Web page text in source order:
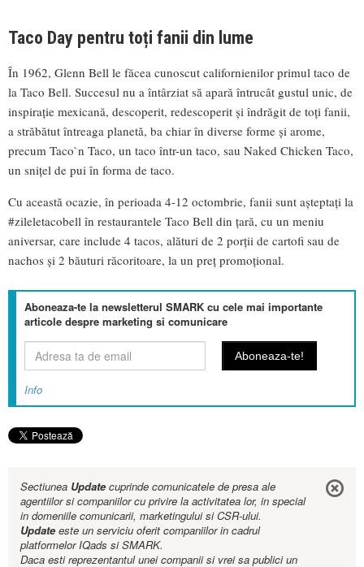
Taco Day pentru toți fanii din lume
În 1962, Glenn Bell le făcea cunoscut californienilor primul taco de
la Taco Bell. Succesul nu a întârziat să apară întrucât gustul unic, de
inspirație mexicană, descoperit, redescoperit și îndrăgit de toți fanii,
a străbătut întreaga planetă, ba chiar în diverse forme și arome,
precum Taco`n Taco, un taco într-un taco, sau Naked Chicken Taco,
un snițel de pui în forma de taco.
Cu această ocazie, în perioada 4-12 octombrie, fanii sunt așteptați la
#zileletacobell în restaurantele Taco Bell din țară, cu un meniu
aniversar, care include 4 tacos, alături de 2 porții de cartofi sau de
nachos și 2 băuturi răcoritoare, la un preț promoțional.
Aboneaza-te la newsletterul SMARK cu cele mai importante
articole despre marketing si comunicare
Info
Sectiunea Updatecuprinde comunicatele de presa ale
agentiilor si companiilor cu privire la activitatea lor, in special
in domeniile comunicarii, marketingului si CSR-ului.
Updateeste un serviciu oferit companiilor in cadrul
platformelor IQads si SMARK.
Daca esti reprezentantul unei companii si vrei sa publici un